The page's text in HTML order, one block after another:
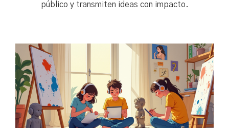
público y transmiten ideas con impacto.